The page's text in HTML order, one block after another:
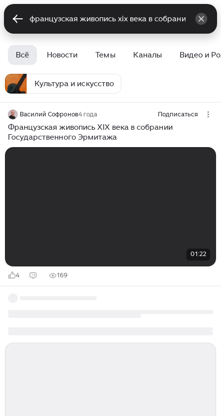
Всё Новости Темы Каналы Видео и
Культура и искусство
Василий Софронов4 года Подписаться
Французская живопись XIX века в собрании
Государственного Эрмитажа
01:22
4 169